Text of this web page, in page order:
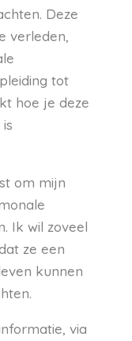
Deze
verleden,
tot
hoe je deze
om mijn
Ik wil zoveel
ze een
kunnen
via